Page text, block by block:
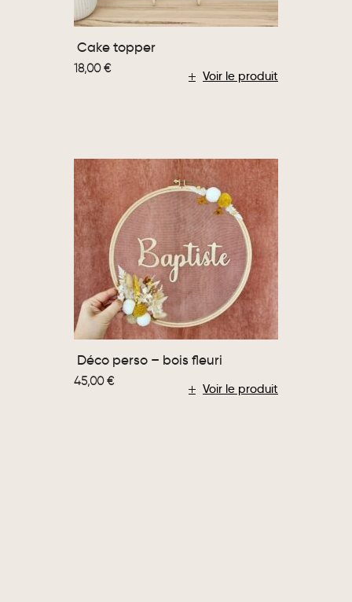
Voir le produit
Cake topper
18,00€
Voir le produit
Déco perso – bois fleuri
45,00€